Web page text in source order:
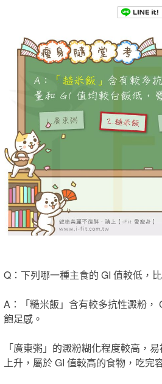
Q：下列哪一種主食的 GI 值較低，
A：「糙米飯」 含有較多抗性澱粉，
飽足感。
「廣東粥」的澱粉糊化程度較高，
上升，屬於 GI 值較高的食物，吃完